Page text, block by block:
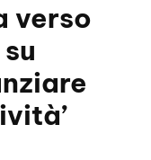
verso